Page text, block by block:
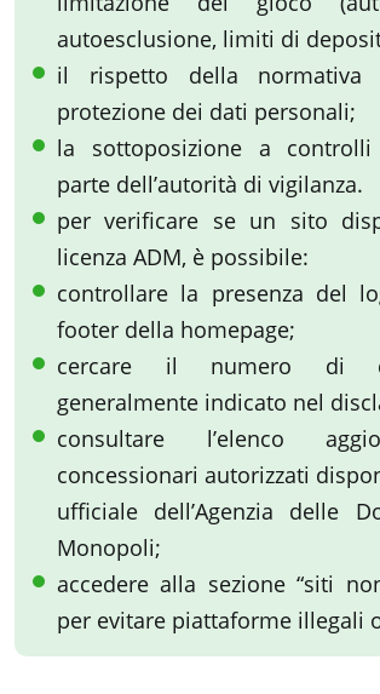
autoesclusione, limiti di
il rispetto della normativa
protezione dei dati personali;
la sottoposizione a
parte dell’autorità di vigilanza.
per verificare se un sito
licenza ADM, è possibile:
controllare la presenza del
footer della homepage;
cercare il numero di
generalmente indicato nel
consultare l’elenco
concessionari autorizzati
ufficiale dell’Agenzia delle
Monopoli;
accedere alla sezione “siti
per evitare piattaforme illegali